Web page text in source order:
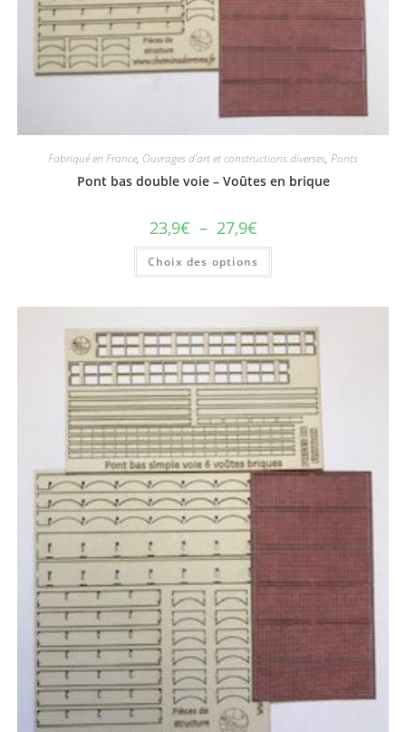
Fabriqué en France, Ouvrages d'art et constructions diverses, Ponts
Pont bas double voie – Voûtes en brique
23,9€ – 27,9€
Choix des options